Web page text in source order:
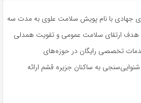
جهادی با نام پویش سلامت علوی به مدت سه
شده و با هدف ارتقای سلامت عمومی و تقویت همدلی
تخصصی رایگان در حوزه‌های
به ساکنان جزیره قشم ارائه